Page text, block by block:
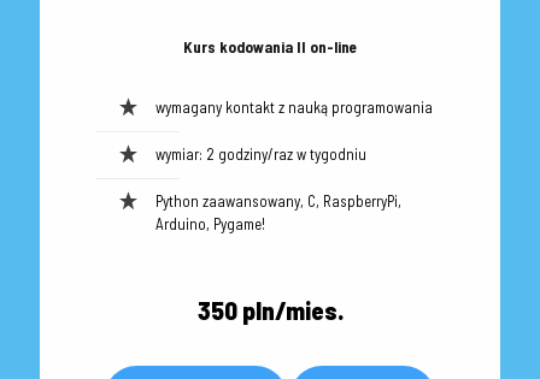
Kurs kodowania II on-line
wymagany kontakt z nauką programowania
wymiar: 2 godziny/raz w tygodniu
Python zaawansowany, C, RaspberryPi,
Arduino, Pygame!
350 pln/mies.